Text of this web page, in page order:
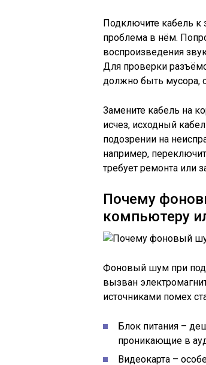
Подключите кабель к
проблема в нём.
воспроизведения
Для проверки
должно быть мусора,
Замените кабель на
исчез, исходный
подозрении на
например,
требует ремонта или
Почему
компьютеру
Фоновый шум при
вызван
источниками помех
Блок питания –
проникающие в
Видеокарта –